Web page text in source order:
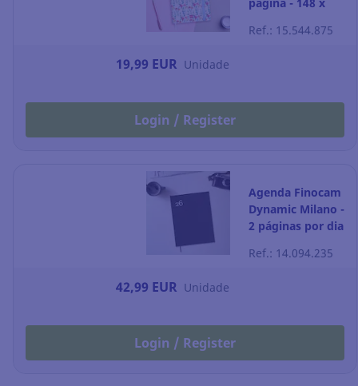
Ref.: 15.544.875
19,99 EUR Unidade
Login / Register
Agenda Finocam
Dynamic Milano -
2 páginas por dia
preto
Ref.: 14.094.235
42,99 EUR Unidade
Login / Register